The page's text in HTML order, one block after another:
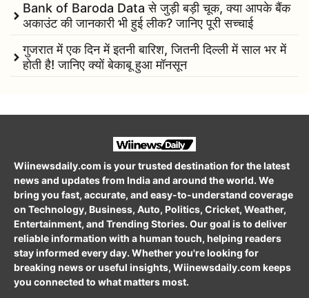
Bank of Baroda Data से जुड़ी बड़ी चूक, क्या आपके बैंक
अकाउंट की जानकारी भी हुई लीक? जानिए पूरी सच्चाई
गुजरात में एक दिन में इतनी बारिश, जितनी दिल्ली में साल भर में
होती है! जानिए क्यों बेकाबू हुआ मॉनसून
Wiinewsdaily.com is your trusted destination for the latest
news and updates from India and around the world. We
bring you fast, accurate, and easy-to-understand coverage
on Technology, Business, Auto, Politics, Cricket, Weather,
Entertainment, and Trending Stories. Our goal is to deliver
reliable information with a human touch, helping readers
stay informed every day. Whether you're looking for
breaking news or useful insights, Wiinewsdaily.com keeps
you connected to what matters most.